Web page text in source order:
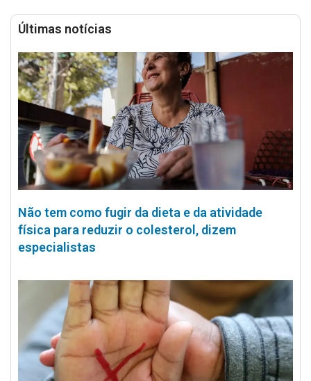
Últimas notícias
Não tem como fugir da dieta e da atividade
física para reduzir o colesterol, dizem
especialistas